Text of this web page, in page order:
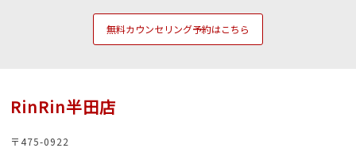
無料カウンセリング予約はこちら
RinRin半田店
〒475-0922